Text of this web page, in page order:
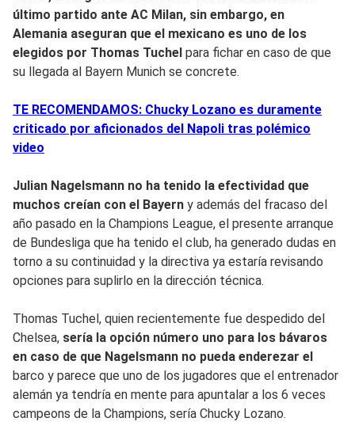
último partido ante AC Milan, sin embargo, en
Alemania aseguran que el mexicano es uno de los
elegidos por Thomas Tuchel para fichar en caso de que
su llegada al Bayern Munich se concrete.
TE RECOMENDAMOS: Chucky Lozano es duramente
criticado por aficionados del Napoli tras polémico
video
Julian Nagelsmann no ha tenido la efectividad que
muchos creían con el Bayern y además del fracaso del
año pasado en la Champions League, el presente arranque
de Bundesliga que ha tenido el club, ha generado dudas en
torno a su continuidad y la directiva ya estaría revisando
opciones para suplirlo en la dirección técnica.
Thomas Tuchel, quien recientemente fue despedido del
Chelsea, sería la opción número uno para los bávaros
en caso de que Nagelsmann no pueda enderezar el
barco y parece que uno de los jugadores que el entrenador
alemán ya tendría en mente para apuntalar a los 6 veces
campeons de la Champions, sería Chucky Lozano.